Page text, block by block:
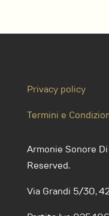
Privacy policy
Termini e
Armonie Sonore
Reserved.
Via Grandi 5/30,